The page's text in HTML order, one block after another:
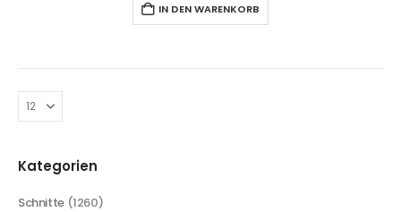
IN DEN WARENKORB
Kategorien
Schnitte (1260)